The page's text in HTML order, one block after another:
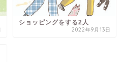
ショッピングをする2人
2022年9月13日